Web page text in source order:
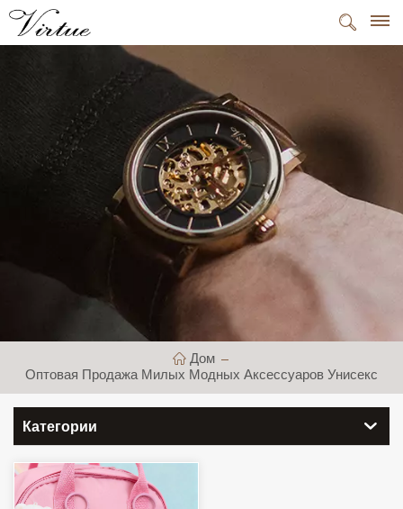
Дом
Оптовая Продажа Милых Модных Аксессуаров Унисекс
Категории